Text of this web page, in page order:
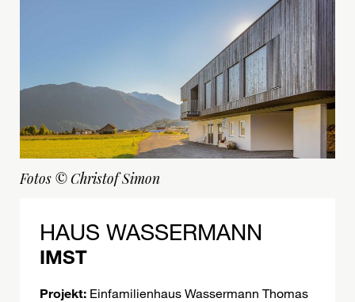
Fotos © Christof Simon
HAUS WASSERMANN
IMST
Projekt: Einfamilienhaus Wassermann Thomas